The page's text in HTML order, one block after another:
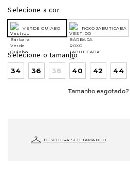
Selecione a cor
VERDE QUIABO ROXO JABUTICABA
Selecione o tamanho
34 36 38 40 42 44
Tamanho esgotado?
DESCUBRA SEU TAMANHO